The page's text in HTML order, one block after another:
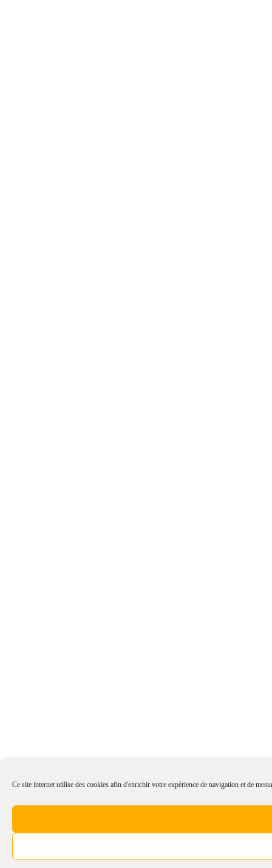
Ce site internet utilise des cookies afin d'enrichir votre expérience de navigation et de